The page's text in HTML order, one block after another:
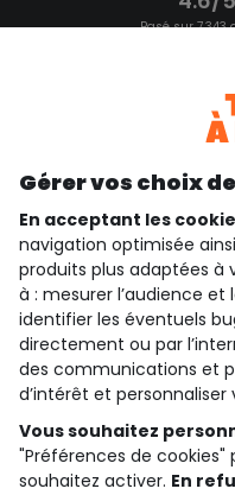
Basé sur 7
qui sommes-nous ?
besoin d'aide ?
le club fidélité
notre catalogue
Gérer vos choix
En acceptant les
navigation optimisée
produits plus adaptées à
à : mesurer l’audience
identifier les éventuels
directement ou par
des communications et
d’intérêt et
Vous souhaitez
"Préférences de
souhaitez activer. En